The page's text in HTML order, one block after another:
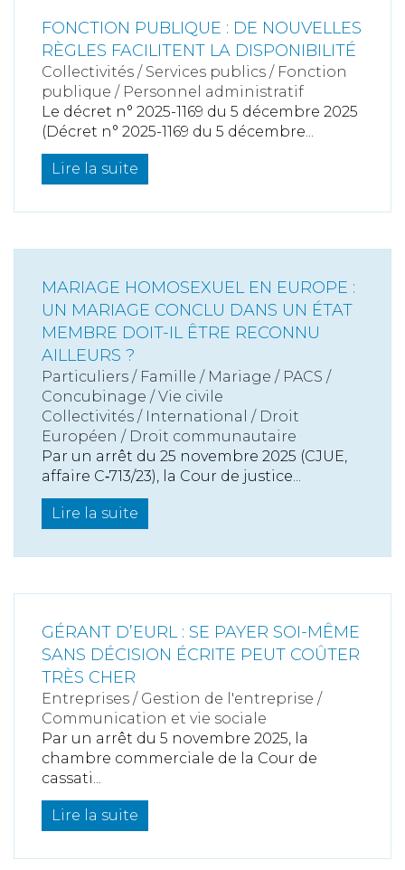
FONCTION PUBLIQUE : DE NOUVELLES
RÈGLES FACILITENT LA DISPONIBILITÉ
Collectivités / Services publics / Fonction
publique / Personnel administratif
Le décret n° 2025-1169 du 5 décembre 2025
(Décret n° 2025-1169 du 5 décembre...
Lire la suite
MARIAGE HOMOSEXUEL EN EUROPE :
UN MARIAGE CONCLU DANS UN ÉTAT
MEMBRE DOIT-IL ÊTRE RECONNU
AILLEURS ?
Particuliers / Famille / Mariage / PACS /
Concubinage / Vie civile
Collectivités / International / Droit
Européen / Droit communautaire
Par un arrêt du 25 novembre 2025 (CJUE,
affaire C‑713/23), la Cour de justice...
Lire la suite
GÉRANT D’EURL : SE PAYER SOI-MÊME
SANS DÉCISION ÉCRITE PEUT COÛTER
TRÈS CHER
Entreprises / Gestion de l'entreprise /
Communication et vie sociale
Par un arrêt du 5 novembre 2025, la
chambre commerciale de la Cour de
cassati...
Lire la suite